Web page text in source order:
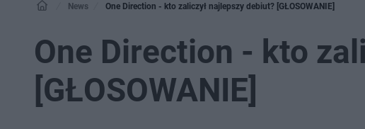
News One Direction - kto zaliczył najlepszy debiut? [GŁOSOWANIE]
One Direction - kto
[GŁOSOWANIE]